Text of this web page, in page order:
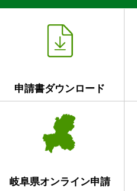
申請書ダウンロード
岐阜県オンライン申請